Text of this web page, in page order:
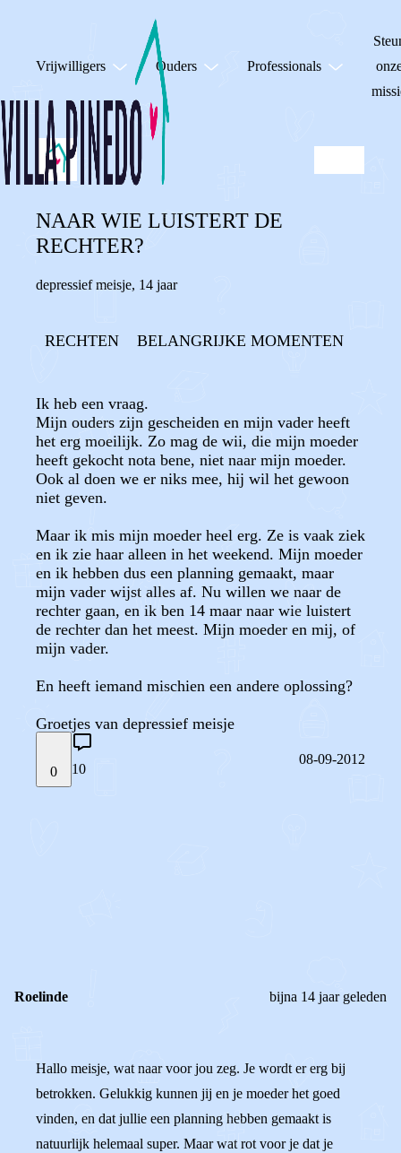
Vrijwilligers Ouders Professionals
NAAR WIE LUISTERT DE
RECHTER?
depressief meisje, 14 jaar
RECHTEN BELANGRIJKE MOMENTEN
Ik heb een vraag.
Mijn ouders zijn gescheiden en mijn vader heeft
het erg moeilijk. Zo mag de wii, die mijn moeder
heeft gekocht nota bene, niet naar mijn moeder.
Ook al doen we er niks mee, hij wil het gewoon
niet geven.
Maar ik mis mijn moeder heel erg. Ze is vaak ziek
en ik zie haar alleen in het weekend. Mijn moeder
en ik hebben dus een planning gemaakt, maar
mijn vader wijst alles af. Nu willen we naar de
rechter gaan, en ik ben 14 maar naar wie luistert
de rechter dan het meest. Mijn moeder en mij, of
mijn vader.
En heeft iemand mischien een andere oplossing?
Groetjes van depressief meisje
0 10
08-09-2012
Roelinde bijna 14 jaar geleden
Hallo meisje, wat naar voor jou zeg. Je wordt er erg bij
betrokken. Gelukkig kunnen jij en je moeder het goed
vinden, en dat jullie een planning hebben gemaakt is
natuurlijk helemaal super. Maar wat rot voor je dat je